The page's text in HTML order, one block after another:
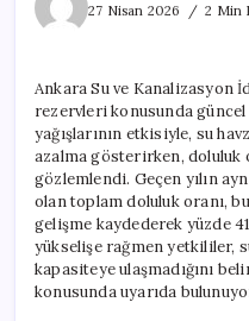
27 Nisan 2026
2 Min
Ankara Su ve Kanalizasyon
rezervleri konusunda
yağışlarının etkisiyle, su
azalma gösterirken, doluluk
gözlemlendi. Geçen yılın
olan toplam doluluk oranı,
gelişme kaydederek yüzde
yükselişe rağmen yetkililer,
kapasiteye ulaşmadığını
konusunda uyarıda